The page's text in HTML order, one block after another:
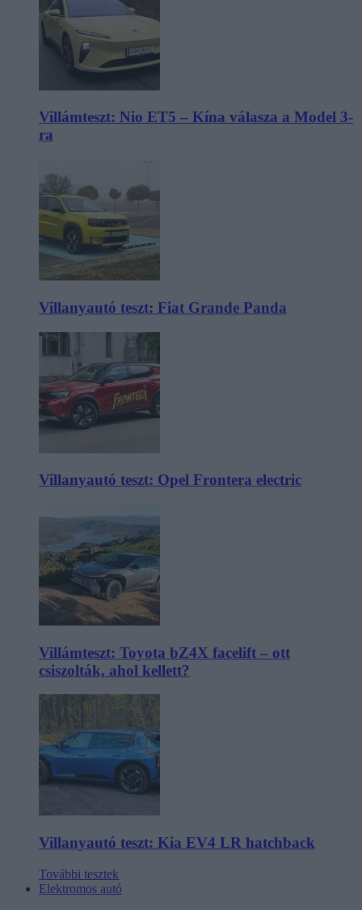
Villámteszt: Nio ET5 – Kína válasza a Model 3-
ra
Villanyautó teszt: Fiat Grande Panda
Villanyautó teszt: Opel Frontera electric
Villámteszt: Toyota bZ4X facelift – ott
csiszolták, ahol kellett?
Villanyautó teszt: Kia EV4 LR hatchback
További tesztek
Elektromos autó